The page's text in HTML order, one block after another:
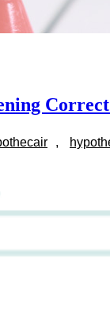
,